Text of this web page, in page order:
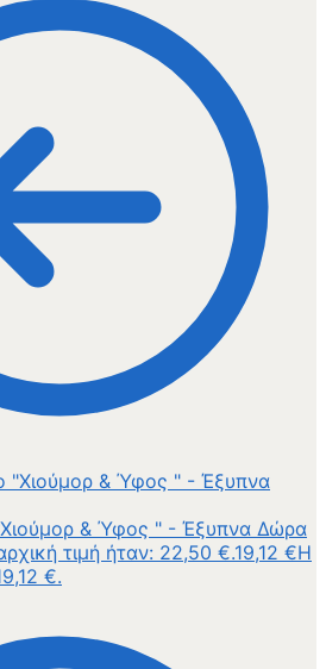
& Ύφος " - Έξυπνα Δώρα
τιμή ήταν: 22,50 €.19,12 €Η
€.